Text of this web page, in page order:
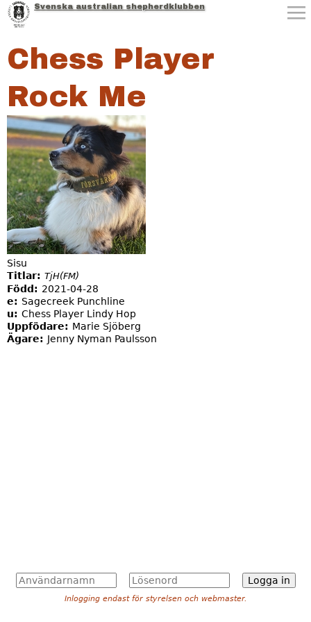
Jump to navigation
Svenska australian shepherdklubben
Chess Player
Rock Me
Sisu
Titlar: TjH(FM)
Född: 2021-04-28
e: Sagecreek Punchline
u: Chess Player Lindy Hop
Uppfödare: Marie Sjöberg
Ägare: Jenny Nyman Paulsson
A
n
L
ö
s
Inlogging endast för styrelsen och webmaster.